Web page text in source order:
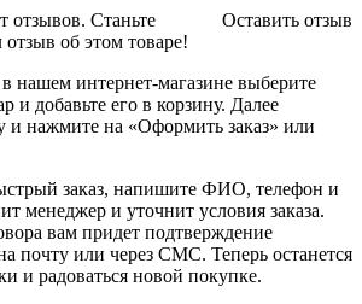
Оставить отзыв
отзывов. Станьте
об этом товаре!
нашем интернет-магазине выберите
и добавьте его в корзину. Далее
и нажмите на «Оформить заказ» или
заказ, напишите ФИО, телефон и
менеджер и уточнит условия заказа.
вам придет подтверждение
почту или через СМС. Теперь останется
и радоваться новой покупке.